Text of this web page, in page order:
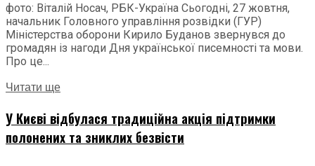
фото: Віталій Носач, РБК-Україна Сьогодні, 27 жовтня,
начальник Головного управління розвідки (ГУР)
Міністерства оборони Кирило Буданов звернувся до
громадян із нагоди Дня української писемності та мови.
Про це...
Читати ще
У Києві відбулася традиційна акція підтримки
полонених та зниклих безвісти